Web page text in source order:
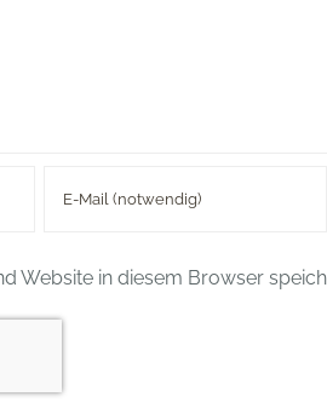
Website in diesem Browser